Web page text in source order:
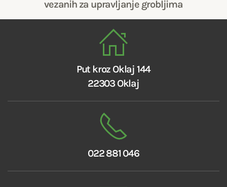
vezanih za upravljanje grobljima
Put kroz Oklaj 144
22303 Oklaj
022 881 046